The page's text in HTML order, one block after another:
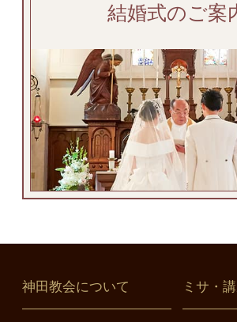
結婚式のご案
神田教会について ミサ・